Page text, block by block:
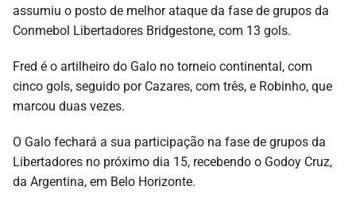
assumiu o posto de melhor ataque da fase de grupos da
Conmebol Libertadores Bridgestone, com 13 gols.
Fred é o artilheiro do Galo no torneio continental, com
cinco gols, seguido por Cazares, com três, e Robinho, que
marcou duas vezes.
O Galo fechará a sua participação na fase de grupos da
Libertadores no próximo dia 15, recebendo o Godoy Cruz,
da Argentina, em Belo Horizonte.